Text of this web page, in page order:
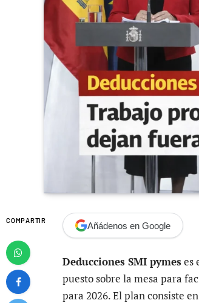
COMPARTIR Añádenos en Google
Deducciones SMI pymeses
puesto sobre la mesa para
para 2026. El plan consiste